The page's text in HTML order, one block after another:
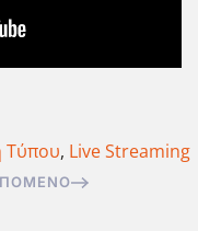
Τύπου, Live Streaming